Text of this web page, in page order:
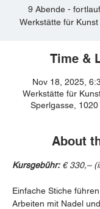
9 Abende -
Werkstätte für
Time &
Nov 18, 2025,
Werkstätte für
Sperlgasse,
About
Kursgebühr: € 330,–
Einfache Stiche
Arbeiten mit Nadel